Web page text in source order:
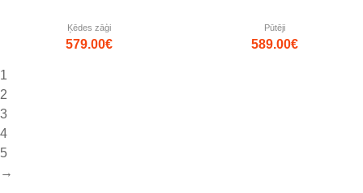
Ķēdes zāģi
579.00€
Pūtēji
589.00€
1
2
3
4
5
→